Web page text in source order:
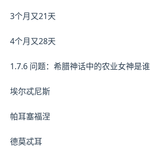
3个月又21天
4个月又28天
1.7.6 问题：希腊神话中的农业女神是谁
埃尔忒尼斯
帕耳塞福涅
德莫忒耳